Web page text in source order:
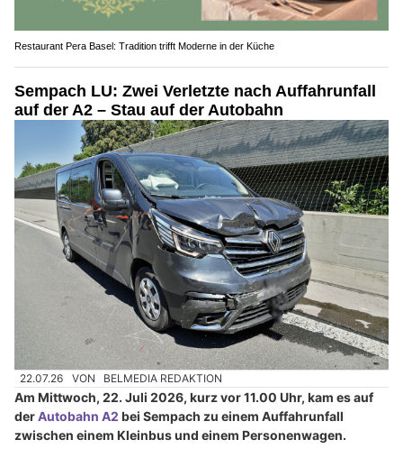
Restaurant Pera Basel: Tradition trifft Moderne in der Küche
Sempach LU: Zwei Verletzte nach Auffahrunfall
auf der A2 – Stau auf der Autobahn
22.07.26 VON BELMEDIA REDAKTION
Am Mittwoch, 22. Juli 2026, kurz vor 11.00 Uhr, kam es auf
derAutobahn A2 bei Sempach zu einem Auffahrunfall
zwischen einem Kleinbus und einem Personenwagen.